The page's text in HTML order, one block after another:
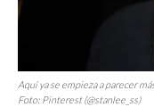
Aquí ya se empieza a parecer
Foto: Pinterest (@stanlee_ss)